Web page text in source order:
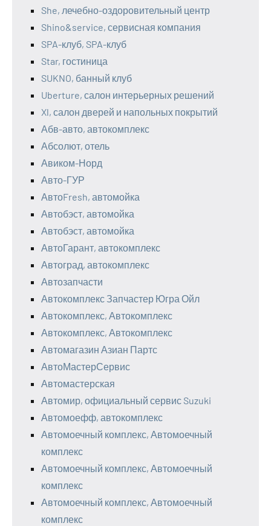
She, лечебно-оздоровительный центр
Shino&service, сервисная компания
SPA-клуб, SPA-клуб
Star, гостиница
SUKNO, банный клуб
Uberture, салон интерьерных решений
Xl, салон дверей и напольных покрытий
Абв-авто, автокомплекс
Абсолют, отель
Авиком-Норд
Авто-ГУР
АвтоFresh, автомойка
Автобэст, автомойка
Автобэст, автомойка
АвтоГарант, автокомплекс
Автоград, автокомплекс
Автозапчасти
Автокомплекс Запчастер Югра Ойл
Автокомплекс, Автокомплекс
Автокомплекс, Автокомплекс
Автомагазин Азиан Партс
АвтоМастерСервис
Автомастерская
Автомир, официальный сервис Suzuki
Автомоефф, автокомплекс
Автомоечный комплекс, Автомоечный
комплекс
Автомоечный комплекс, Автомоечный
комплекс
Автомоечный комплекс, Автомоечный
комплекс